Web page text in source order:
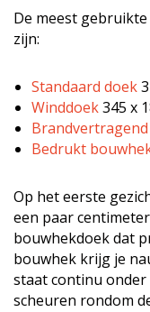
De meest
zijn:
Standaard doek
Winddoek345 x
Bedrukt
Op het eerste
een paar
bouwhekdoek dat
bouwhek krijg je
staat continu
scheuren rondom